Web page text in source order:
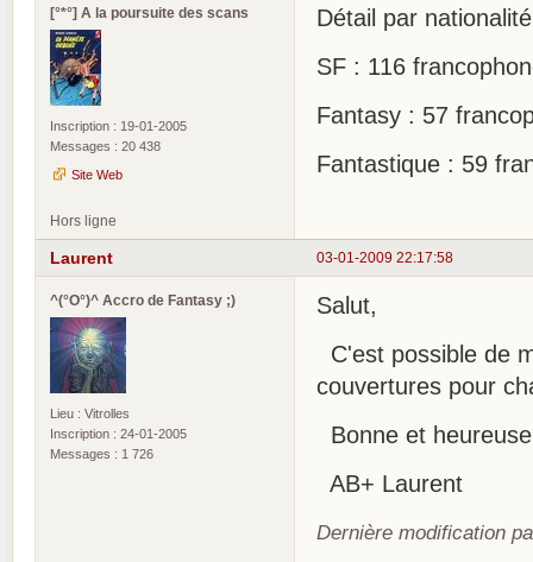
[°*°] A la poursuite des scans
Inscription : 19-01-2005
Messages : 20 438
Site Web
Détail par
SF : 116
Fantasy : 57
Fantastique : 59
Hors ligne
03-01-2009 22:17:58
Laurent
^(°O°)^ Accro de Fantasy ;)
Lieu : Vitrolles
Inscription : 24-01-2005
Messages : 1 726
Salut,
C'est possible de
couvertures pour
Bonne et
AB+ Laurent
Dernière modification